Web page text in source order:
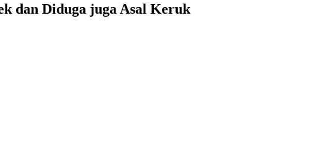
dan Diduga juga Asal Keruk